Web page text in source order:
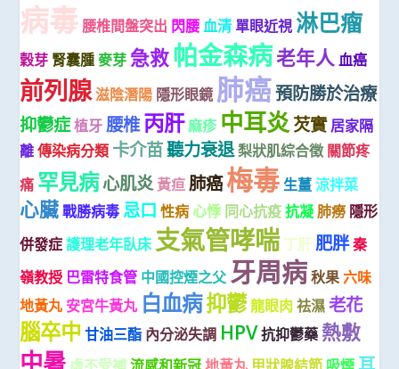
病毒 腰椎間盤突出 閃腰 血清 單眼近視 淋巴瘤
穀芽 腎囊腫 麥芽 急救帕金森病老年人 血癌
前列腺滋陰潛陽 隱形眼鏡 肺癌預防勝於治療
抑鬱症植牙 腰椎丙肝麻疹 中耳炎芡實 居家隔
離 傳染病分類 卡介苗聽力衰退梨狀肌綜合徵 關節疼
痛 罕見病心肌炎 黃疸 肺癌梅毒 生薑 涼拌菜
心臟 戰勝病毒 忌口 性病 心悸 同心抗疫 抗凝 肺癆 隱形
併發症 護理老年臥床 支氣管哮喘 丁肝 肥胖秦
嶺教授 巴雷特食管 中國控煙之父 牙周病 秋果 六味
地黃丸 安宮牛黃丸 白血病抑鬱龍眼肉 祛濕 老花
腦卒中 甘油三酯 內分泌失調 HPV抗抑鬱藥 熱敷
中暑
耳